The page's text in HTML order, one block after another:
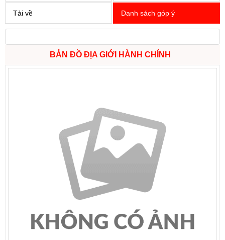
Tải về Danh sách góp ý
BẢN ĐỒ ĐỊA GIỚI HÀNH CHÍNH